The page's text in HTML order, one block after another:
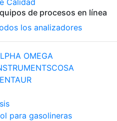
Calidad
de procesos en línea
los analizadores
OMEGA
COSA
para gasolineras